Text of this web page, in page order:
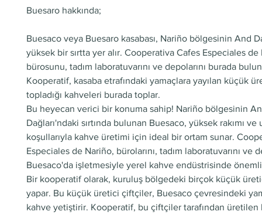
Buesaro hakkında;
Buesaco veya Buesaro kasabası, Nariño bölgesinin And
yüksek bir sırtta yer alır. Cooperativa Cafes Especiales de
bürosunu, tadım laboratuvarını ve depolarını burada
Kooperatif, kasaba etrafındaki yamaçlara yayılan küçük
topladığı kahveleri burada toplar.
Bu heyecan verici bir konuma sahip! Nariño bölgesinin
Dağları'ndaki sırtında bulunan Buesaco, yüksek rakımı
koşullarıyla kahve üretimi için ideal bir ortam sunar.
Especiales de Nariño, bürolarını, tadım laboratuvarını ve
Buesaco'da işletmesiyle yerel kahve endüstrisinde
Bir kooperatif olarak, kuruluş bölgedeki birçok küçük
yapar. Bu küçük üretici çiftçiler, Buesaco çevresindeki
kahve yetiştirir. Kooperatif, bu çiftçiler tarafından üretilen